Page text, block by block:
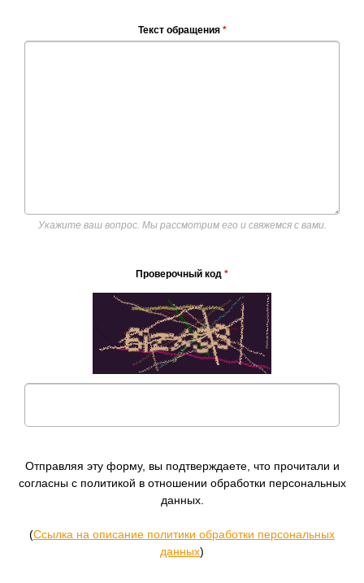
Текст обращения *
Укажите ваш вопрос. Мы рассмотрим его и свяжемся с вами.
Проверочный код *
Отправляя эту форму, вы подтверждаете, что прочитали и
согласны с политикой в отношении обработки персональных
данных.
(Ссылка на описание политики обработки персональных
данных)